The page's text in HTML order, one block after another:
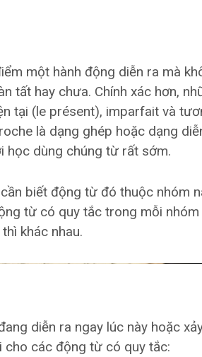
một hành động diễn ra mà
tất hay chưa. Chính xác hơn,
tại (le présent), imparfait và
là dạng ghép hoặc dạng
học dùng chúng từ rất sớm.
biết động từ đó thuộc nhóm
từ có quy tắc trong mỗi
khác nhau.
diễn ra ngay lúc này hoặc
cho các động từ có quy tắc: